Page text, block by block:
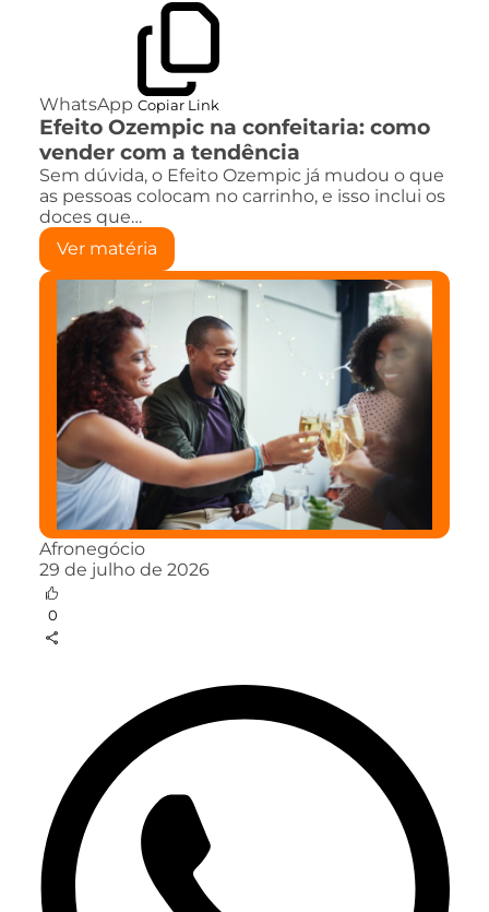
WhatsApp Copiar Link
Efeito Ozempic na confeitaria: como
vender com a tendência
Sem dúvida, o Efeito Ozempic já mudou o que
as pessoas colocam no carrinho, e isso inclui os
doces que…
Ver matéria
Afronegócio
29 de julho de 2026
0